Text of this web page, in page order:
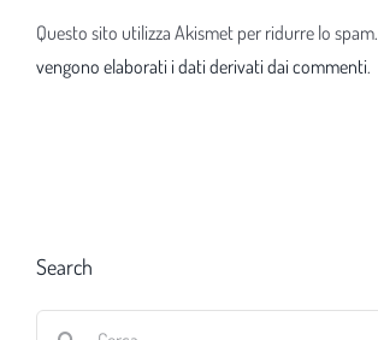
Questo sito utilizza Akismet per ridurre lo spam.
vengono elaborati i dati derivati dai commenti.
Search
Cerca